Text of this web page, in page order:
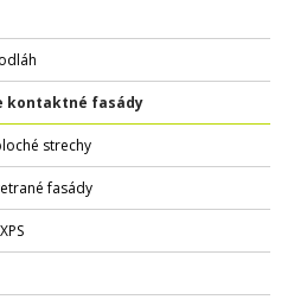
kontaktné fasády
strechy
fasády